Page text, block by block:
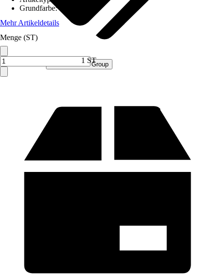
Verkauf durch: Procommerce Group
Grundfarbe:
Mehr Artikeldetails
Menge (ST)
1 ST